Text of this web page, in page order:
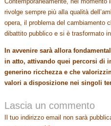
rivolge sempre più alla qualità
opera, il problema del cambiamento
dibattito pubblico e si è trasformato
In avvenire sarà allora
in atto, attivando quei percorsi di
generino ricchezza e che
valori a disposizione nei singoli
Lascia un commento
Il tuo indirizzo email non sarà